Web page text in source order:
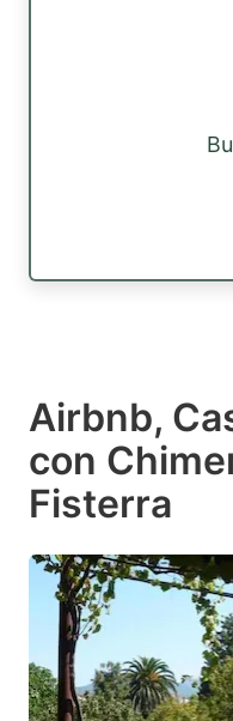
Airbnb,
con
Fisterra